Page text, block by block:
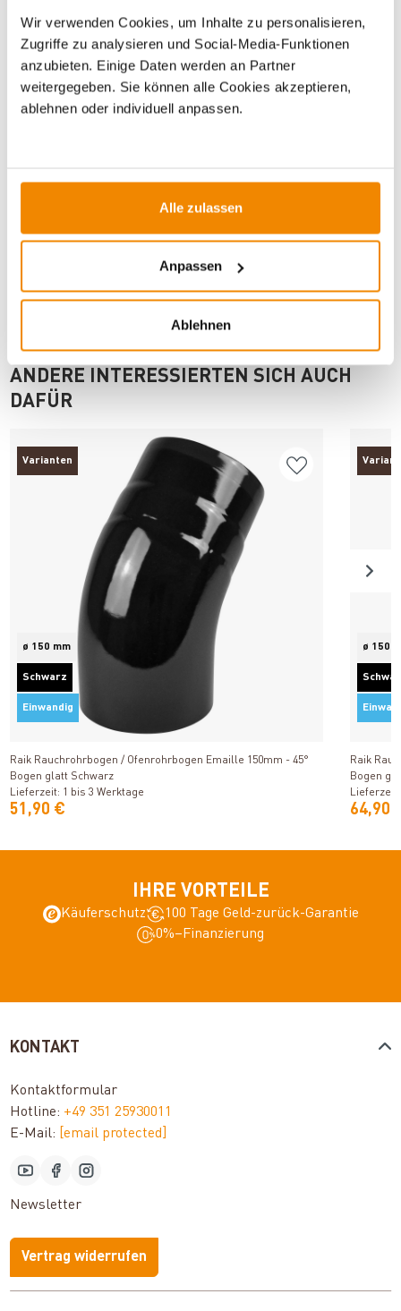
Wir verwenden Cookies, um Inhalte zu personalisieren,
Zugriffe zu analysieren und Social-Media-Funktionen
anzubieten. Einige Daten werden an Partner
weitergegeben. Sie können alle Cookies akzeptieren,
ablehnen oder individuell anpassen.
Alle zulassen
Anpassen
Ablehnen
WICHTIGE INFOS
Dieses Produkt finden Sie unter:Kaminzubehör
für Holzöfen|150 mm|Ofenrohr schwarz
ANDERE INTERESSIERTEN SICH AUCH
DAFÜR
Varianten
ø 150 mm
Schwarz
Einwandig
Produkt ansehen
Raik Rauchrohrbogen / Ofenrohrbogen Emaille 150mm - 45°
Bogen glatt Schwarz
Lieferzeit: 1 bis 3 Werktage
51,90 €
ø 150
Raik
Bogen
64,90
IHRE VORTEILE
Käuferschutz
100 Tage Geld-zurück-Garantie
0%–Finanzierung
KONTAKT
Kontaktformular
Hotline: +49 351 25930011
E-Mail:
[email protected]
Newsletter
Vertrag widerrufen